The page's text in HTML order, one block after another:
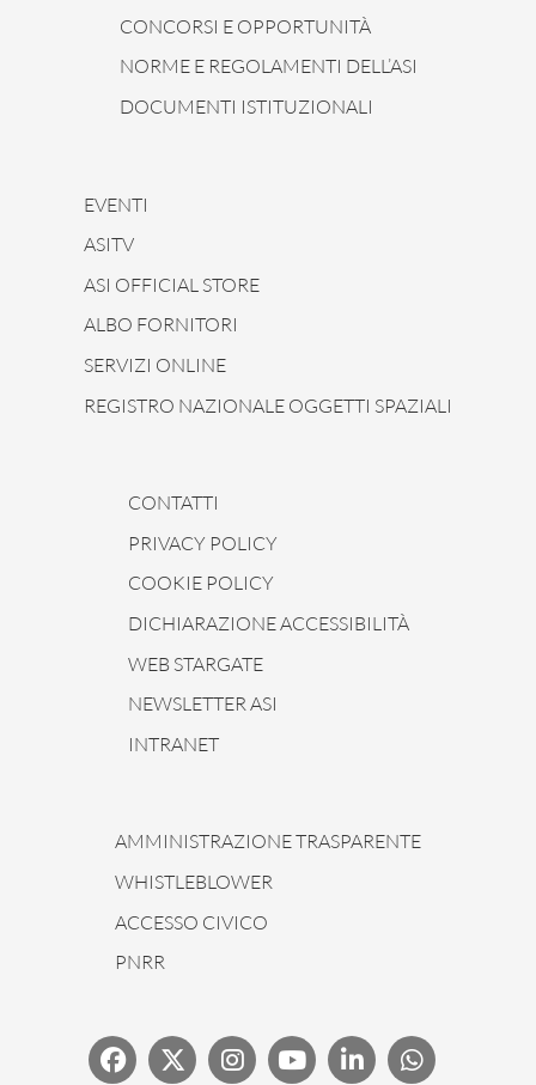
CONCORSI E OPPORTUNITÀ
NORME E REGOLAMENTI DELL’ASI
DOCUMENTI ISTITUZIONALI
EVENTI
ASITV
ASI OFFICIAL STORE
ALBO FORNITORI
SERVIZI ONLINE
REGISTRO NAZIONALE OGGETTI SPAZIALI
CONTATTI
PRIVACY POLICY
COOKIE POLICY
DICHIARAZIONE ACCESSIBILITÀ
WEB STARGATE
NEWSLETTER ASI
INTRANET
AMMINISTRAZIONE TRASPARENTE
WHISTLEBLOWER
ACCESSO CIVICO
PNRR